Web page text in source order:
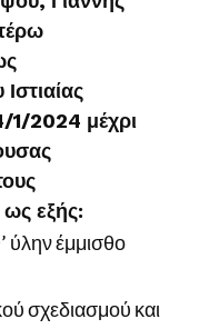
1/2024 μέχρι
ως εξής:
ύλην έμμισθο
σχεδιασμού και